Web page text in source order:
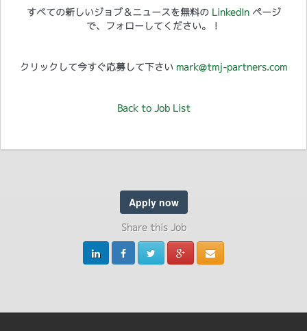
すべての新しいジョブ＆ニュースを無料の LinkedInページ
で、フォローしてください。！
クリックして今すぐ応募して下さい mark@tmj-partners.com
Back to Job List
Apply now
Share this Job